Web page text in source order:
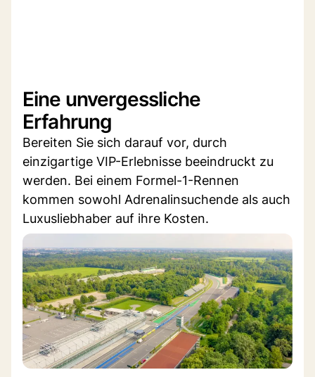
Eine unvergessliche
Erfahrung
Bereiten Sie sich darauf vor, durch
einzigartige VIP-Erlebnisse beeindruckt zu
werden. Bei einem Formel-1-Rennen
kommen sowohl Adrenalinsuchende als auch
Luxusliebhaber auf ihre Kosten.